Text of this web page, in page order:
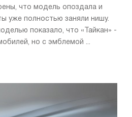
что модель опоздала и
уже полностью заняли нишу.
показало, что «Тайкан» -
но с эмблемой ...